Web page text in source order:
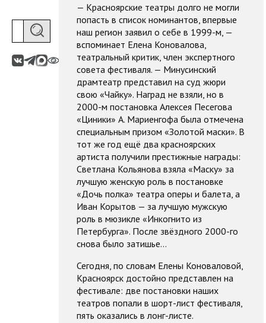
— Красноярские театры долго не могли
попасть в список номинантов, впервые
наш регион заявил о себе в 1999-м, —
вспоминает Елена Коновалова,
театральный критик, член экспертного
совета фестиваля. — Минусинский
драмтеатр представил на суд жюри
свою «Чайку». Наград не взяли, но в
2000-м постановка Алексея Песегова
«Циники» А. Мариенгофа была отмечена
специальным призом «Золотой маски». В
тот же год ещё два красноярских
артиста получили престижные награды:
Светлана Кольянова взяла «Маску» за
лучшую женскую роль в постановке
«Дочь полка» театра оперы и балета, а
Иван Корытов — за лучшую мужскую
роль в мюзикле «Инкогнито из
Петербурга». После звёздного 2000-го
снова было затишье…
Сегодня, по словам Елены Коноваловой,
Красноярск достойно представлен на
фестивале: две постановки наших
театров попали в шорт-лист фестиваля,
пять оказались в лонг-листе.